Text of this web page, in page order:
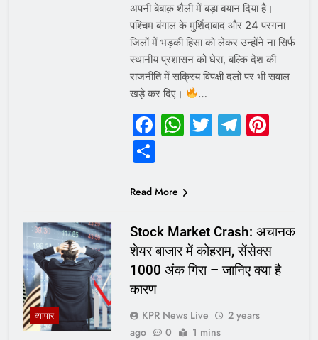
अपनी बेबाक़ शैली में बड़ा बयान दिया है।
पश्चिम बंगाल के मुर्शिदाबाद और 24 परगना
जिलों में भड़की हिंसा को लेकर उन्होंने ना सिर्फ
स्थानीय प्रशासन को घेरा, बल्कि देश की
राजनीति में सक्रिय विपक्षी दलों पर भी सवाल
खड़े कर दिए।
…
Facebook
WhatsApp
Twitter
Share
Read More
व्यापार
Stock Market Crash: अचानक
शेयर बाजार में कोहराम, सेंसेक्स
1000 अंक गिरा – जानिए क्या है
कारण
KPR News Live
2 years
ago
0 1 mins